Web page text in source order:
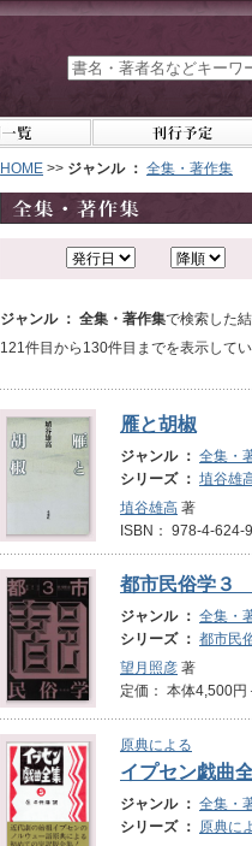
HOME >> ジャンル ： 全集・著作集
ジャンル ： 全集・著作集で検索した
121件目から130件目までを表示してい
雁と胡椒
ジャンル ： 全集・
シリーズ ： 埴谷雄
埴谷雄高 著
ISBN： 978-4-
都市民俗学３
ジャンル ： 全集・
シリーズ ： 都市民
望月照彦 著
定価： 本体
原典による
イプセン戯曲
ジャンル ： 全集・
シリーズ ： 原典に